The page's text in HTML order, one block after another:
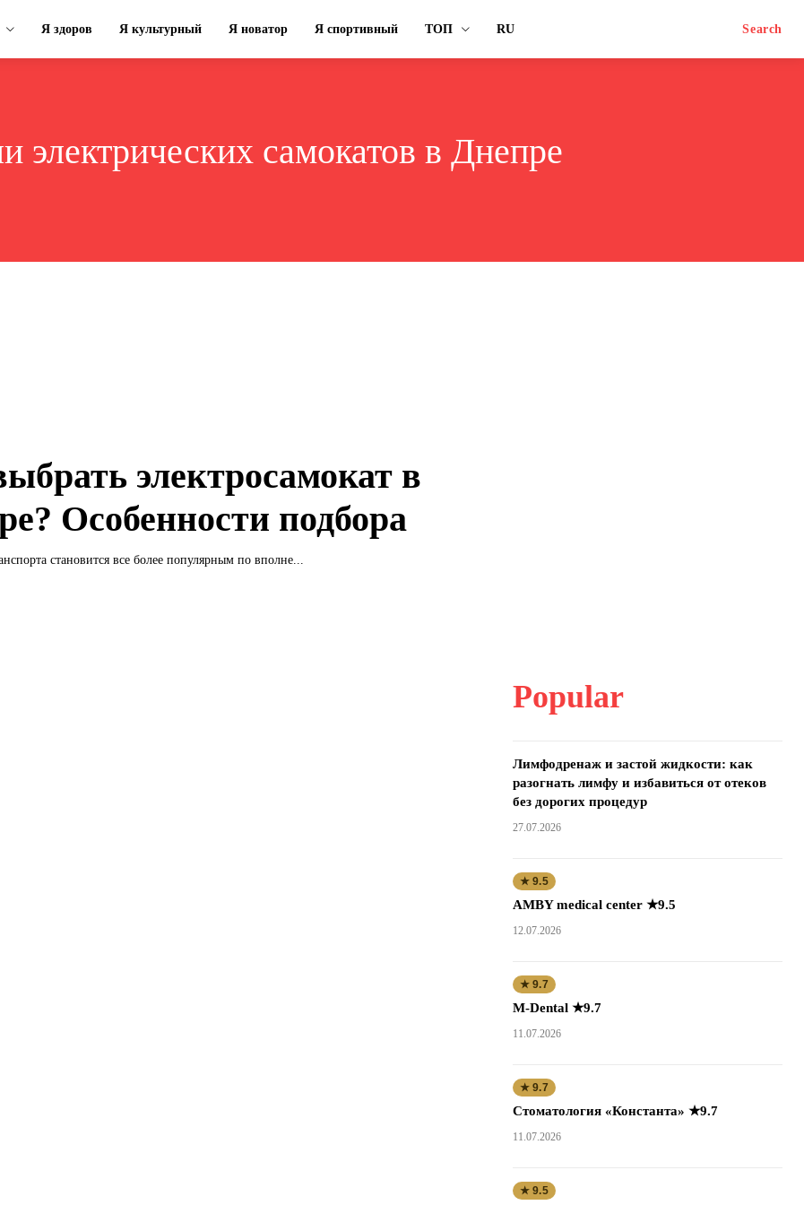
Я здоров Я культурный Я новатор Я спортивный ТОП RU Search
электрических самокатов в Днепре
электросамокат в
Особенности подбора
становится все более популярным по вполне...
Popular
Лимфодренаж и застой жидкости: как
разогнать лимфу и избавиться от отеков
без дорогих процедур
27.07.2026
★ 9.5
AMBY medical center ★9.5
12.07.2026
★ 9.7
M-Dental ★9.7
11.07.2026
★ 9.7
Стоматология «Константа» ★9.7
11.07.2026
★ 9.5